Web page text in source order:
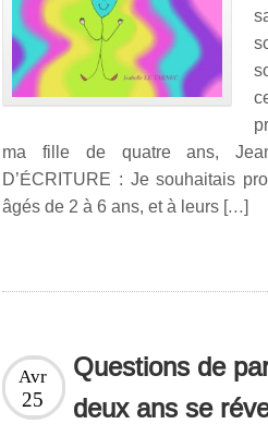
ma fille de quatre ans,
D’ÉCRITURE : Je souhaitais
âgés de 2 à 6 ans, et à leurs […]
Questions de
deux ans se
Avr
25